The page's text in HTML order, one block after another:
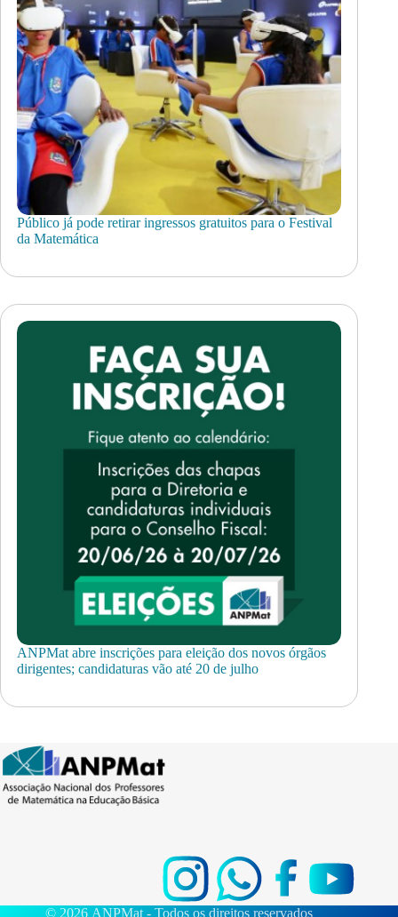
Público já pode retirar ingressos gratuitos para o Festival
da Matemática
ANPMat abre inscrições para eleição dos novos órgãos
dirigentes; candidaturas vão até 20 de julho
© 2026 ANPMat - Todos os direitos reservados